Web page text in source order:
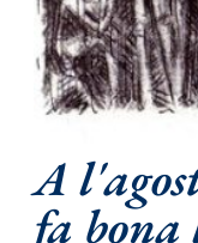
A
fa bona